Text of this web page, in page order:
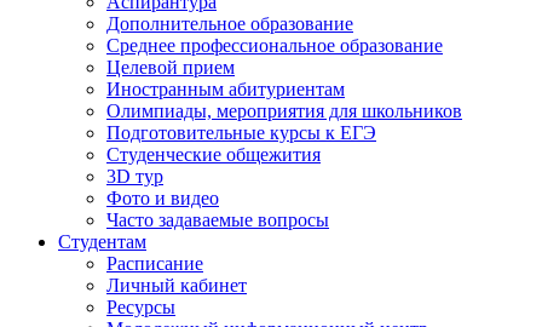
Дополнительное образование
Среднее профессиональное образование
Целевой прием
Иностранным абитуриентам
Олимпиады, мероприятия для школьников
Подготовительные курсы к ЕГЭ
Студенческие общежития
3D тур
Фото и видео
Часто задаваемые вопросы
Студентам
Расписание
Личный кабинет
Ресурсы